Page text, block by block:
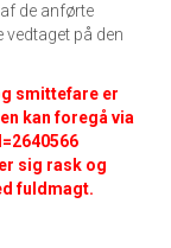
de anførte
på den
smittefare er
kan foregå via
sig rask og
fuldmagt.